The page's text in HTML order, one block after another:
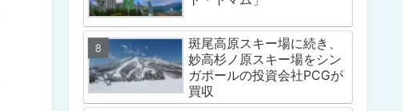
斑尾高原スキー場に続き、
妙高杉ノ原スキー場をシン
ガポールの投資会社PCGが
買収